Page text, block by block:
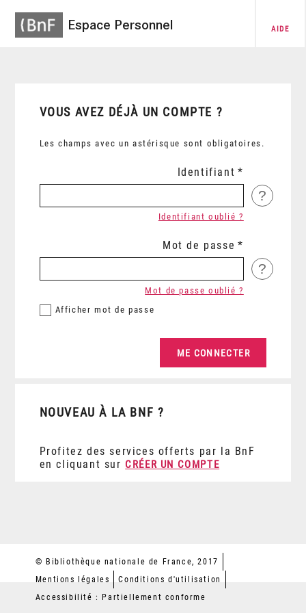
Espace Personnel AIDE
VOUS AVEZ DÉJÀ UN COMPTE ?
Les champs avec un astérisque sont obligatoires.
Identifiant
?
Identifiant oublié ?
Mot de passe
?
Afficher mot de passe
Mot de passe oublié ?
NOUVEAU À LA BNF ?
Profitez des services offerts par la BnF
en cliquant sur CRÉER UN COMPTE
© Bibliothèque nationale de France, 2017
Mentions légales
Conditions d'utilisation
Accessibilité : Partiellement conforme